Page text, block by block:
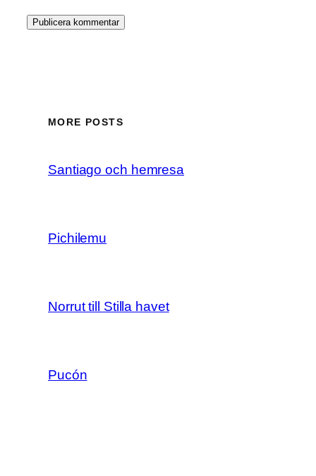
MORE POSTS
Santiago och hemresa
Pichilemu
Norrut till Stilla havet
Pucón